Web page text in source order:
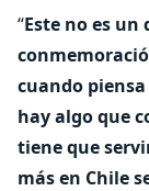
“Este no es un
cuando
hay algo que
tiene que
más en Chile